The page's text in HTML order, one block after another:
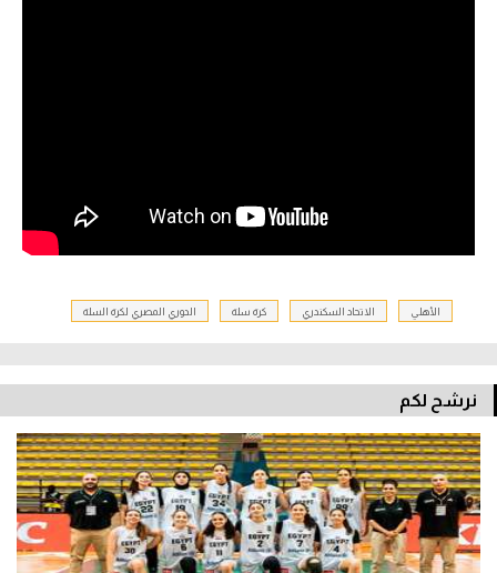
الأهلي الاتحاد السكندري كرة سلة الدوري المصري لكرة السلة
نرشح لكم